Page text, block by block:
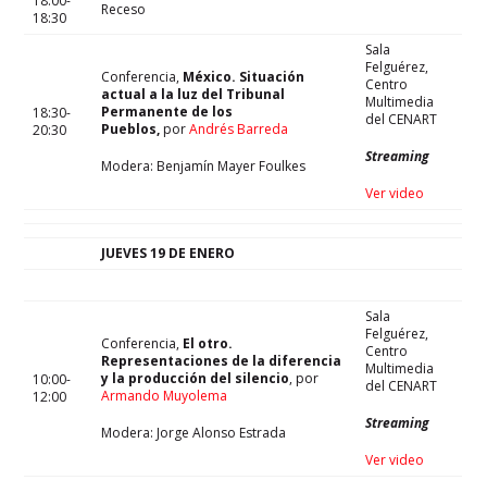
18:30
Receso
18:30-
20:30
Conferencia, México. Situación
actual a la luz del Tribunal
Permanente de los
Pueblos,porAndrés Barreda
Modera: Benjamín Mayer Foulkes
Sala
Felguérez,
Centro
Multimedia
del CENART
Streaming
Ver video
JUEVES 19 DE ENERO
10:00-
12:00
Conferencia, El otro.
Representaciones de la diferencia
y la producción del silencio, por
Armando Muyolema
Modera: Jorge Alonso Estrada
Sala
Felguérez,
Centro
Multimedia
del CENART
Streaming
Ver video